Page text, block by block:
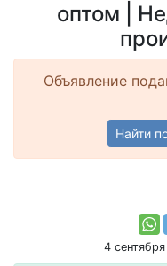
оптом |
Объявление
Найти
4